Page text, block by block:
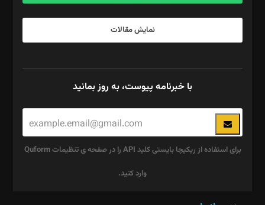
نمایش مقالات
با خبرنامه پیوست، به روز بمانید
برای استفاده از ریکپچا بایستی کلید API را در صفحه ی تنظیمات Quform
وارد کنید.